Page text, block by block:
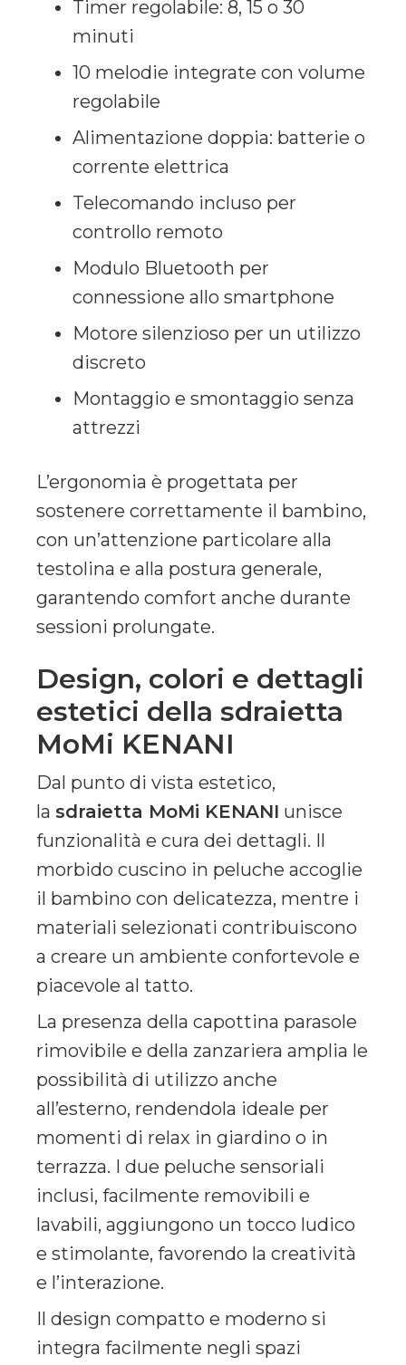
Timer regolabile: 8, 15 o 30
minuti
10 melodie integrate con volume
regolabile
Alimentazione doppia: batterie o
corrente elettrica
Telecomando incluso per
controllo remoto
Modulo Bluetooth per
connessione allo smartphone
Motore silenzioso per un utilizzo
discreto
Montaggio e smontaggio senza
attrezzi
L’ergonomia è progettata per
sostenere correttamente il bambino,
con un’attenzione particolare alla
testolina e alla postura generale,
garantendo comfort anche durante
sessioni prolungate.
Design, colori e dettagli
estetici della sdraietta
MoMi KENANI
Dal punto di vista estetico,
la sdraietta MoMi KENANI unisce
funzionalità e cura dei dettagli. Il
morbido cuscino in peluche accoglie
il bambino con delicatezza, mentre i
materiali selezionati contribuiscono
a creare un ambiente confortevole e
piacevole al tatto.
La presenza della capottina parasole
rimovibile e della zanzariera amplia le
possibilità di utilizzo anche
all’esterno, rendendola ideale per
momenti di relax in giardino o in
terrazza. I due peluche sensoriali
inclusi, facilmente removibili e
lavabili, aggiungono un tocco ludico
e stimolante, favorendo la creatività
e l’interazione.
Il design compatto e moderno si
integra facilmente negli spazi